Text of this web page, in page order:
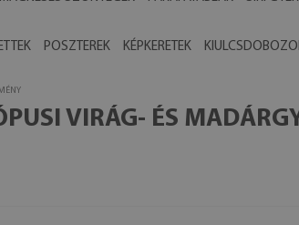
POSZTEREK KÉPKERETEK
VIRÁG- ÉS